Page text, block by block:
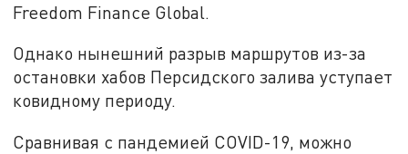
Freedom Finance Global.
Однако нынешний разрыв маршрутов из-за
остановки хабов Персидского залива уступает
ковидному периоду.
Сравнивая с пандемией COVID-19, можно